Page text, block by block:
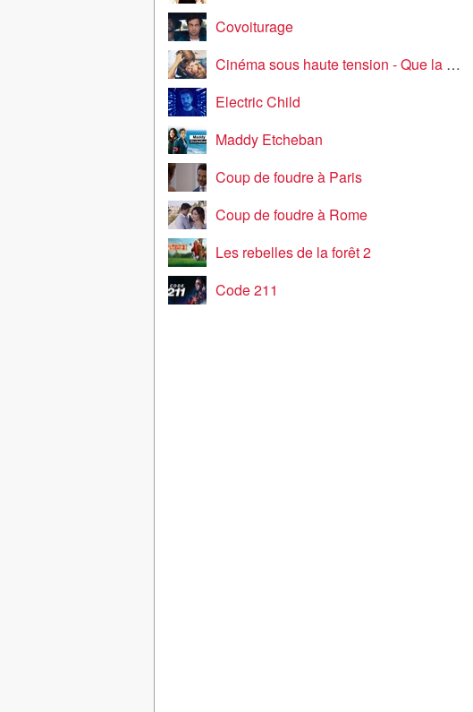
Covoiturage
Cinéma sous haute tension - Que la bête meure
Electric Child
Maddy Etcheban
Coup de foudre à Paris
Coup de foudre à Rome
Les rebelles de la forêt 2
Code 211